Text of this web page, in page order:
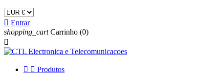
 Entrar
shopping_cart Carrinho (0)

  Produtos